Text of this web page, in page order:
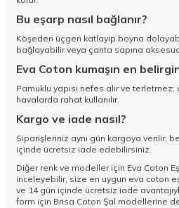
Bu eşarp nasıl bağlanır?
Köşeden üçgen katlayıp boyna
bağlayabilir veya çanta sapına
Eva Coton kumaşın en
Pamuklu yapısı nefes alır ve
havalarda rahat kullanılır.
Kargo ve iade nasıl?
Siparişleriniz aynı gün kargoya verilir;
içinde ücretsiz iade edebilirsiniz.
Diğer renk ve modeller için Eva Coton
inceleyebilir, size en uygun eva coton
ve 14 gün içinde ücretsiz iade
form için Brisa Coton Şal modellerine